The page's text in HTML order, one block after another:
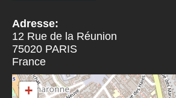
Adresse:
12 Rue de la Réunion
75020 PARIS
France
+